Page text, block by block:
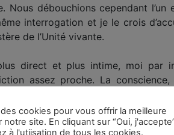
débouchions cependant l’un
interrogation et je le crois
de l’Unité vivante.
direct et plus intime, moi par
assez proche. La
d’une simple perception, nous
cérébrale. Ce n’est pas
que celle de la lumière, les
cookies pour vous offrir la meilleure
site. En cliquant sur “Oui,
à l'utiisation de tous les cookies.